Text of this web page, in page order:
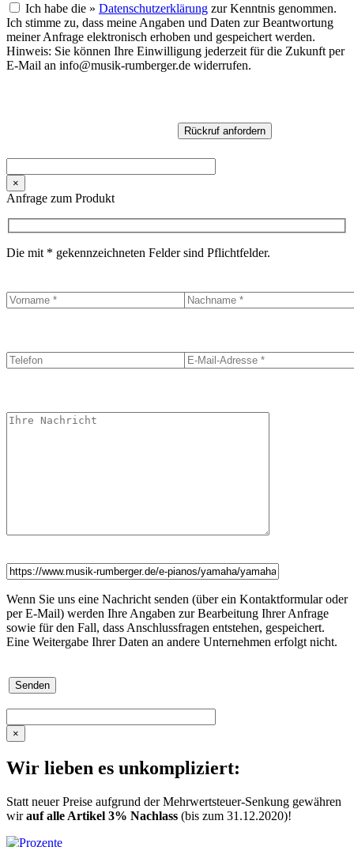
Ich habe die » Datenschutzerklärung zur Kenntnis genommen.
Ich stimme zu, dass meine Angaben und Daten zur Beantwortung
meiner Anfrage elektronisch erhoben und gespeichert werden.
Hinweis: Sie können Ihre Einwilligung jederzeit für die Zukunft per
E-Mail an info@musik-rumberger.de widerrufen.
×
Anfrage zum Produkt
Die mit * gekennzeichneten Felder sind Pflichtfelder.
Wenn Sie uns eine Nachricht senden (über ein Kontaktformular oder
per E-Mail) werden Ihre Angaben zur Bearbeitung Ihrer Anfrage
sowie für den Fall, dass Anschlussfragen entstehen, gespeichert.
Eine Weitergabe Ihrer Daten an andere Unternehmen erfolgt nicht.
×
Wir lieben es unkompliziert:
Statt neuer Preise aufgrund der Mehrwertsteuer-Senkung gewähren
wirauf alle Artikel 3% Nachlass (bis zum 31.12.2020)!